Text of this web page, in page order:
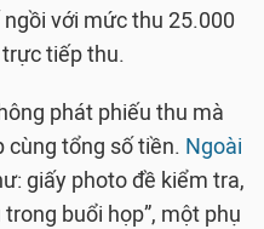
với mức thu 25.000
tiếp thu.
phát phiếu thu mà
cùng tổng số tiền. Ngoài
giấy photo đề kiểm tra,
buổi họp”, một phụ